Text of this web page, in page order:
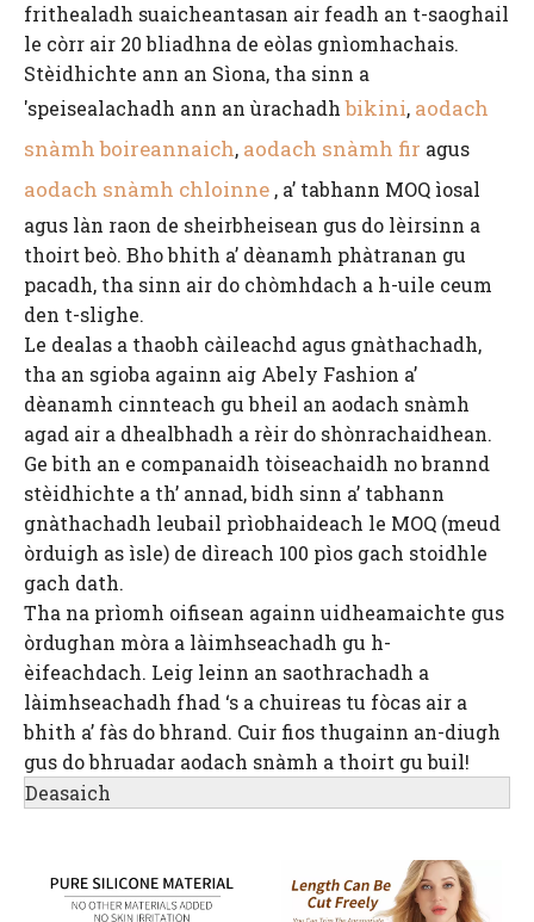
frithealadh suaicheantasan air feadh an t-saoghail
le còrr air 20 bliadhna de eòlas gnìomhachais.
Stèidhichte ann an Sìona, tha sinn a
'speisealachadh ann an ùrachadhbikini, aodach
snàmh boireannaich, aodach snàmh fir agus
aodach snàmh chloinne , a’ tabhann MOQ ìosal
agus làn raon de sheirbheisean gus do lèirsinn a
thoirt beò. Bho bhith a’ dèanamh phàtranan gu
pacadh, tha sinn air do chòmhdach a h-uile ceum
den t-slighe.
Le dealas a thaobh càileachd agus gnàthachadh,
tha an sgioba againn aig Abely Fashion a’
dèanamh cinnteach gu bheil an aodach snàmh
agad air a dhealbhadh a rèir do shònrachaidhean.
Ge bith an e companaidh tòiseachaidh no brannd
stèidhichte a th’ annad, bidh sinn a’ tabhann
gnàthachadh leubail prìobhaideach le MOQ (meud
òrduigh as ìsle) de dìreach 100 pìos gach stoidhle
gach dath.
Tha na prìomh oifisean againn uidheamaichte gus
òrdughan mòra a làimhseachadh gu h-
èifeachdach. Leig leinn an saothrachadh a
làimhseachadh fhad ‘s a chuireas tu fòcas air a
bhith a’ fàs do bhrand. Cuir fios thugainn an-diugh
gus do bhruadar aodach snàmh a thoirt gu buil!
Deasaich